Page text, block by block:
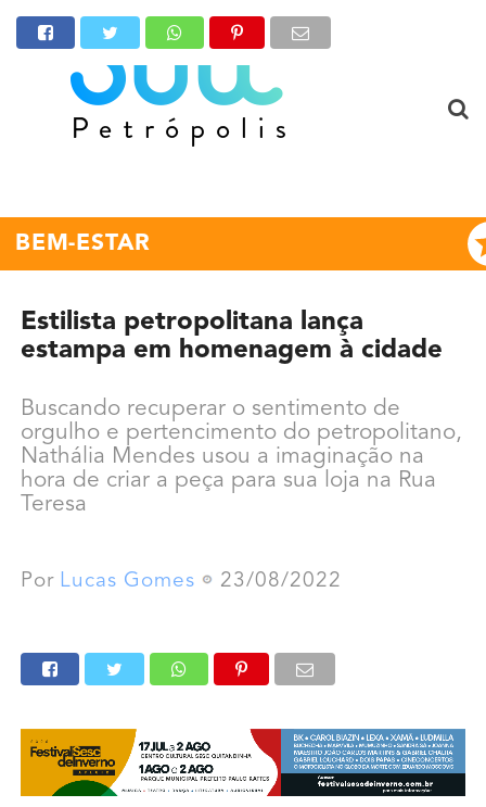
BEM-ESTAR
Estilista petropolitana lança
estampa em homenagem à cidade
Buscando recuperar o sentimento de
orgulho e pertencimento do petropolitano,
Nathália Mendes usou a imaginação na
hora de criar a peça para sua loja na Rua
Teresa
Por Lucas Gomes 23/08/2022